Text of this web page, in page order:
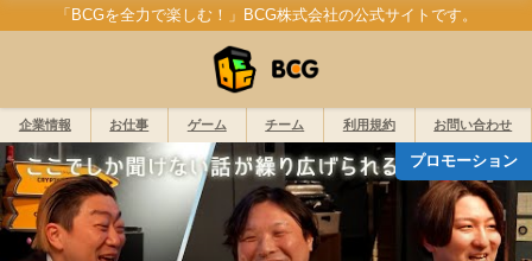
「BCGを全力で楽しむ！」BCG株式会社の公式サイトです。
企業情報 お仕事 ゲーム チーム 利用規約 お問い合わせ
キャリア乙女サバイバー